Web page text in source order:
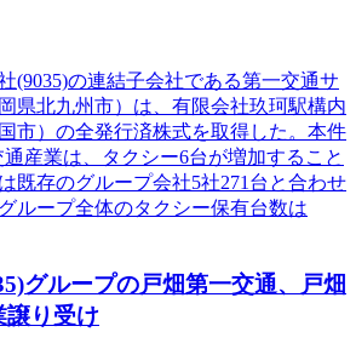
(9035)の連結子会社である第一交通サ
県北九州市）は、有限会社玖珂駅構内
市）の全発行済株式を取得した。本件
産業は、タクシー6台が増加すること
既存のグループ会社5社271台と合わせ
ループ全体のタクシー保有台数は
グループの戸畑第一交通、戸畑
譲り受け